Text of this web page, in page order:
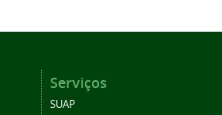
Serviços
SUAP